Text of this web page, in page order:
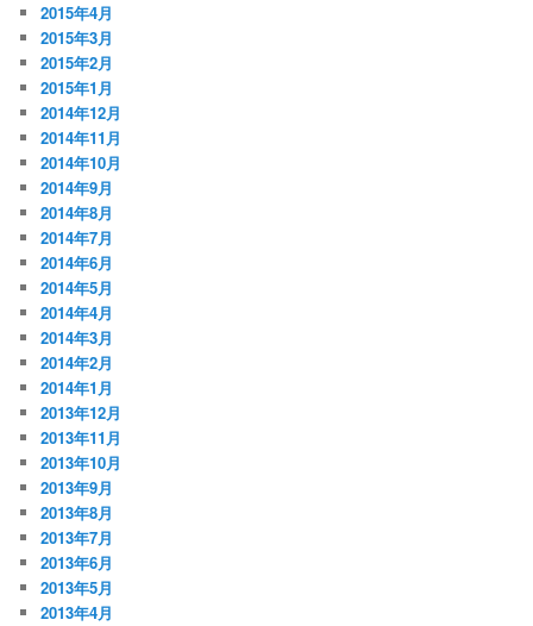
2015年4月
2015年3月
2015年2月
2015年1月
2014年12月
2014年11月
2014年10月
2014年9月
2014年8月
2014年7月
2014年6月
2014年5月
2014年4月
2014年3月
2014年2月
2014年1月
2013年12月
2013年11月
2013年10月
2013年9月
2013年8月
2013年7月
2013年6月
2013年5月
2013年4月